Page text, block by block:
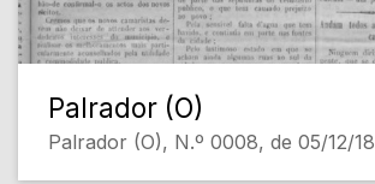
Palrador (O)
Palrador (O), N.º 0008, de 05/12/